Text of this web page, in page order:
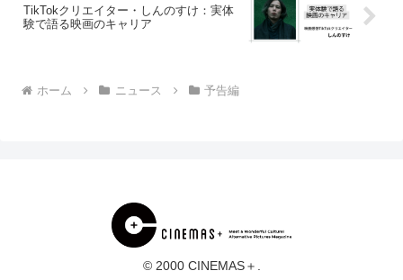
TikTokクリエイター・しんのすけ：実体
験で語る映画のキャリア
ホーム ニュース 予告編
© 2000 CINEMAS＋.